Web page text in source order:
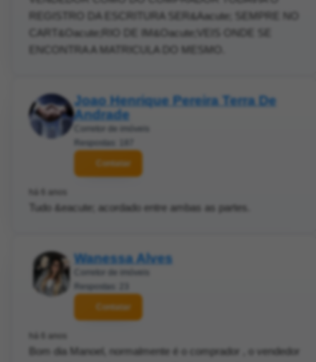
REGISTRO DA ESCRITURA SER&Aacute; SEMPRE NO
CART&Oacute;RIO DE IM&Oacute;VEIS ONDE SE
ENCONTRA A MATRICULA DO MESMO.
Joao Henrique Pereira Terra De
Andrade
Contatar
Tudo &eacute; acordado entre ambas as partes.
Wanessa Alves
Contatar
Bom dia Manoel, normalmente é o comprador , o vendedor